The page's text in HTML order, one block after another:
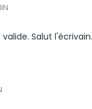
Salut